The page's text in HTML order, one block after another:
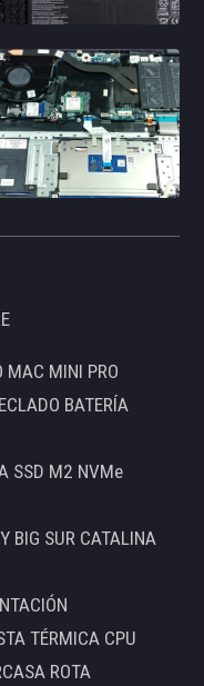
MAC MINI PRO
BATERÍA
SSD M2 NVMe
BIG SUR CATALINA
TÉRMICA CPU
ROTA